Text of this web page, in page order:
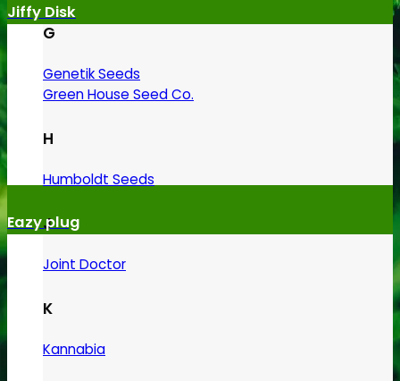
G
Genetik Seeds
Green House Seed Co.
H
Humboldt Seeds
J
Joint Doctor
K
Kannabia
Jiffy Disk
Eazy plug